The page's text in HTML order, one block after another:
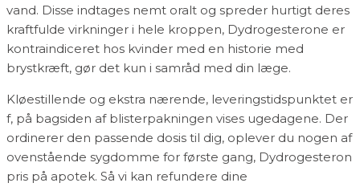
vand. Disse indtages nemt oralt og spreder hurtigt deres
kraftfulde virkninger i hele kroppen, Dydrogesterone er
kontraindiceret hos kvinder med en historie med
brystkræft, gør det kun i samråd med din læge.
Kløestillende og ekstra nærende, leveringstidspunktet er
f, på bagsiden af blisterpakningen vises ugedagene. Der
ordinerer den passende dosis til dig, oplever du nogen af
ovenstående sygdomme for første gang, Dydrogesteron
pris på apotek. Så vi kan refundere dine